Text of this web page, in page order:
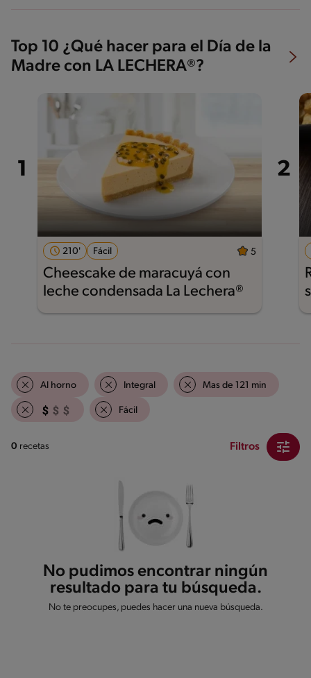
Top 10 ¿Qué hacer para el Día de la
Madre con LA LECHERA®?
210' Fácil 5
Cheescake de maracuyá con
leche condensada La Lechera®
Al horno Integral Mas de 121 min
Fácil
0 recetas Filtros
No pudimos encontrar ningún
resultado para tu búsqueda.
No te preocupes, puedes hacer una nueva búsqueda.